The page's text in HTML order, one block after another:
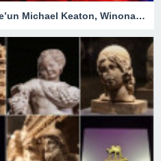
Tim Burton imzalı Beetlejuice’un Michael Keaton, Winona Ryder ve Jenna Ortega’lı devam filmi geliyor